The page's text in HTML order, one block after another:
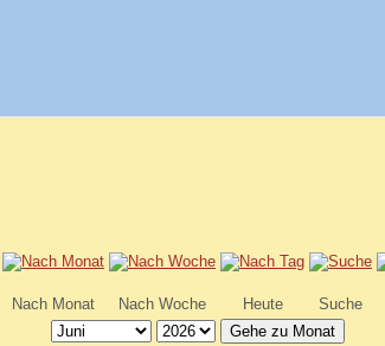
Nach Monat Nach Woche Heute Suche
Gehe zu Monat